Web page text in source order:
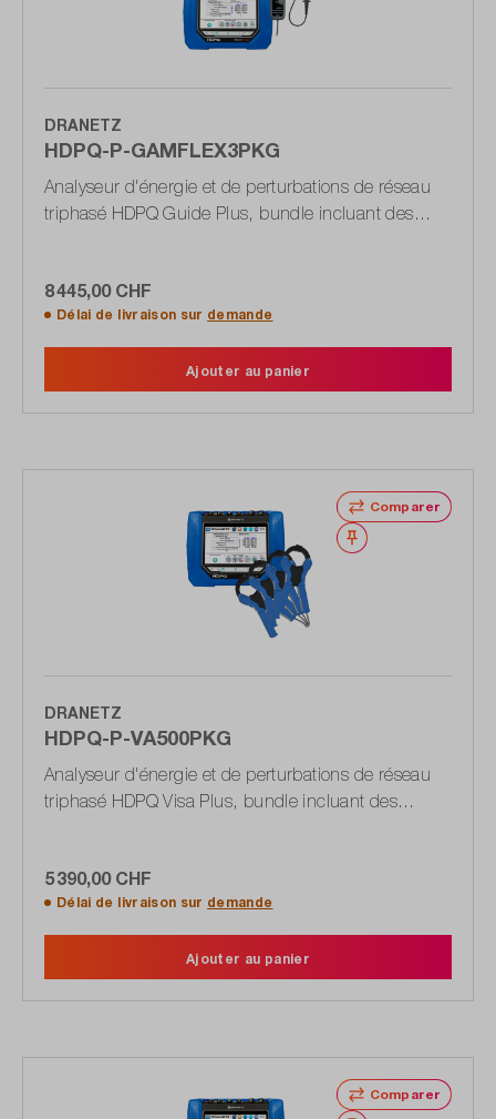
DRANETZ
HDPQ-P-GAMFLEX3PKG
Analyseur d'énergie et de perturbations de réseau
triphasé HDPQ Guide Plus, bundle incluant des
8 445,00 CHF
Délai de livraison sur demande
Ajouter au panier
Comparer
Noter
DRANETZ
HDPQ-P-VA500PKG
Analyseur d'énergie et de perturbations de réseau
triphasé HDPQ Visa Plus, bundle incluant des
5 390,00 CHF
Délai de livraison sur demande
Ajouter au panier
Comparer